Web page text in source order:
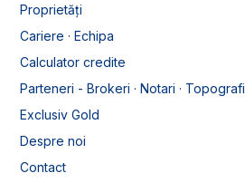
Proprietăți
Cariere · Echipa
Calculator credite
Parteneri - Brokeri · Notari · Topografi
Exclusiv Gold
Despre noi
Contact